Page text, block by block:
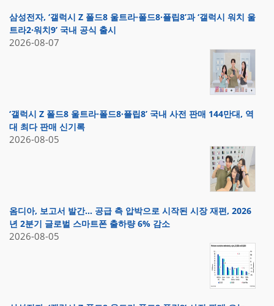
삼성전자, ‘갤럭시 Z 폴드8 울트라·폴드8·플립8’과 ‘갤럭시 워치 울
트라2·워치9’ 국내 공식 출시
2026-08-07
‘갤럭시 Z 폴드8 울트라·폴드8·플립8’ 국내 사전 판매 144만대, 역
대 최다 판매 신기록
2026-08-05
옴디아, 보고서 발간… 공급 측 압박으로 시작된 시장 재편, 2026
년 2분기 글로벌 스마트폰 출하량 6% 감소
2026-08-05